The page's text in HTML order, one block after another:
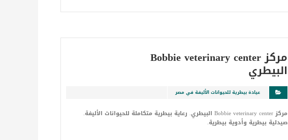
مركز Bobbie veterinary center
البيطري
عيادة بيطرية للحيوانات الأليفة في مصر
مركز Bobbie veterinary center البيطري. رعاية بيطرية متكاملة للحيوانات الأليفة.
صيدلية بيطرية وأدوية بيطرية.